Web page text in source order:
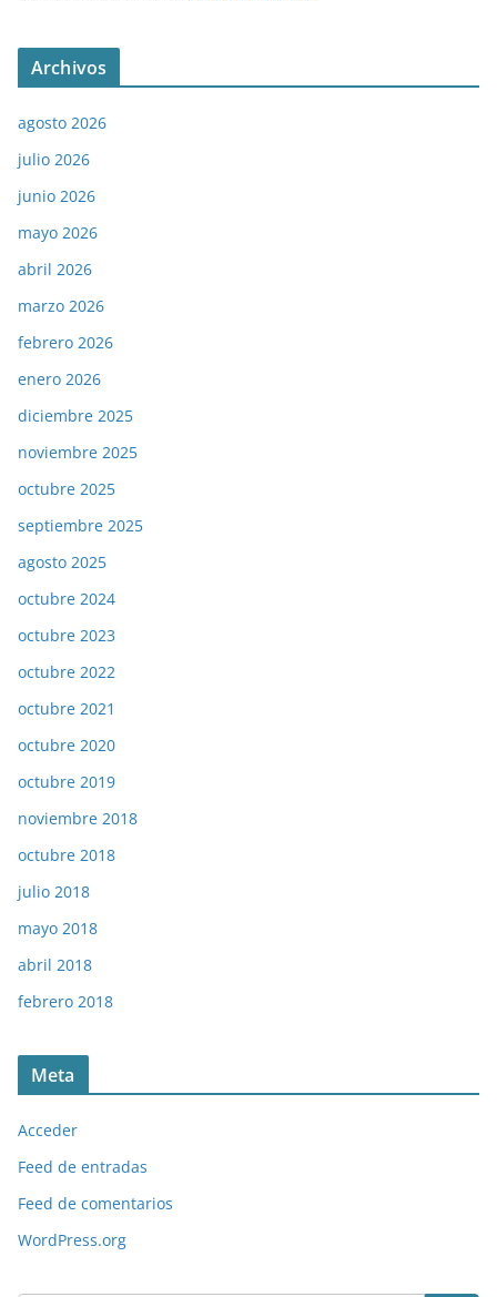
Archivos
agosto 2026
julio 2026
junio 2026
mayo 2026
abril 2026
marzo 2026
febrero 2026
enero 2026
diciembre 2025
noviembre 2025
octubre 2025
septiembre 2025
agosto 2025
octubre 2024
octubre 2023
octubre 2022
octubre 2021
octubre 2020
octubre 2019
noviembre 2018
octubre 2018
julio 2018
mayo 2018
abril 2018
febrero 2018
Meta
Acceder
Feed de entradas
Feed de comentarios
WordPress.org